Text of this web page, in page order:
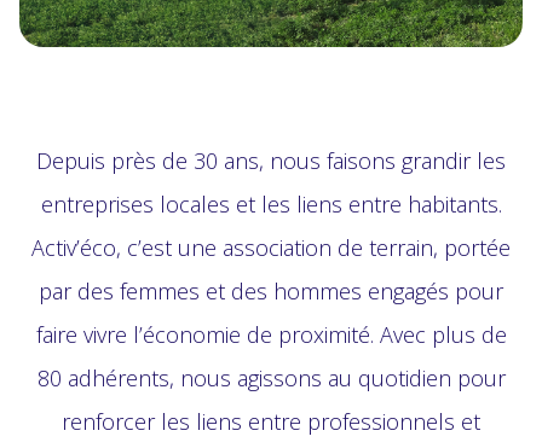
Depuis près de 30 ans, nous faisons grandir les
entreprises locales et les liens entre habitants.
Activ’éco, c’est une association de terrain, portée
par des femmes et des hommes engagés pour
faire vivre l’économie de proximité. Avec plus de
80 adhérents, nous agissons au quotidien pour
renforcer les liens entre professionnels et